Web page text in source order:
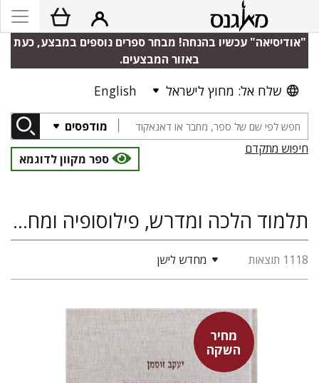
"אודיסיאה" עכשיו בהנחה! מבחר ספרים נוספים במבצע, כעת
באזור המבצעים.
שלח אל: מחוץ לישראל English
מודפסים
חיפוש מתקדם
ספר מקוון לדוגמא
תלמוד הלכה ומדרש, פילוסופיה ומחשבה יהודית, מיסטיקה יהודית, חסידות, מחקרי ירושלים במחשבת ישראל, תפילה ופיוט, מדעי היהדות
1118 תוצאות מחדש לישן
מחיר
השקה